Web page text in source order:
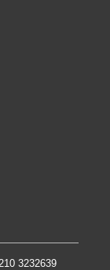
3232639